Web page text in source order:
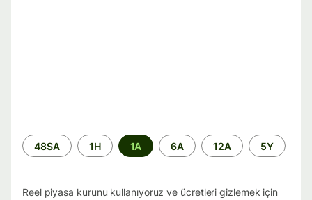
Zaman
aralığı
48SA 1H 1A 6A 12A 5Y
Reel piyasa kurunu kullanıyoruz ve ücretleri gizlemek için